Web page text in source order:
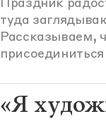
Праздник
туда
Рассказываем,
«Я